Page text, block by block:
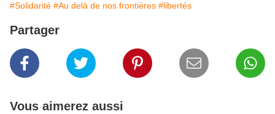
#Solidarité #Au delà de nos frontières #libertés
Partager
Vous aimerez aussi